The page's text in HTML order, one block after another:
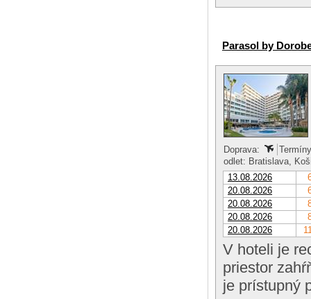
Parasol by
Doprava:
odlet: Bratislava,
13.08.2026
20.08.2026
20.08.2026
20.08.2026
20.08.2026
V hoteli je
priestor
je prístupný